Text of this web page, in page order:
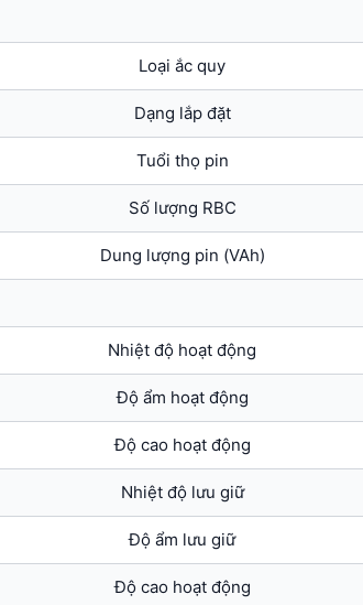
Loại ắc quy
Dạng lắp đặt
Tuổi thọ pin
Số lượng RBC
Dung lượng pin (VAh)
Nhiệt độ hoạt động
Độ ẩm hoạt động
Độ cao hoạt động
Nhiệt độ lưu giữ
Độ ẩm lưu giữ
Độ cao hoạt động